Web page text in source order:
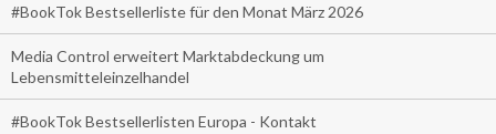
#BookTok Bestsellerliste für den Monat März 2026
Media Control erweitert Marktabdeckung um
Lebensmitteleinzelhandel
#BookTok Bestsellerlisten Europa - Kontakt